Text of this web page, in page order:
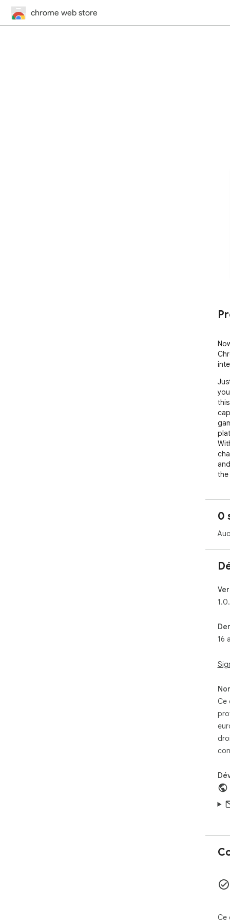
chrome web store
the
0
16
Ce
Ce